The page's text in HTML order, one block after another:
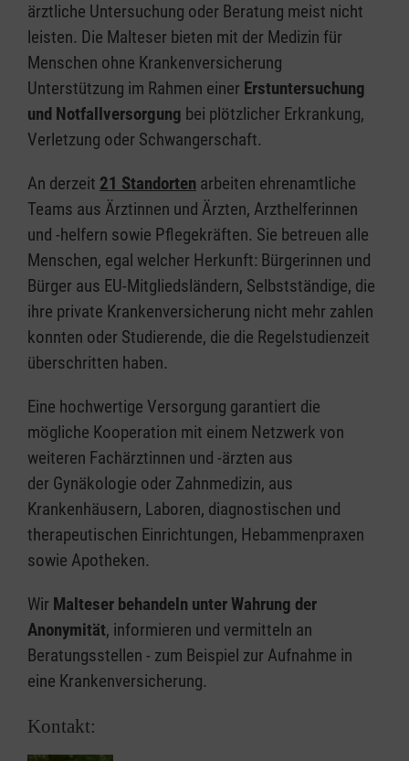
ärztliche Untersuchung oder Beratung meist nicht
leisten. Die Malteser bieten mit der Medizin für
Menschen ohne Krankenversicherung
Unterstützung im Rahmen einer Erstuntersuchung
und Notfallversorgung bei plötzlicher Erkrankung,
Verletzung oder Schwangerschaft.
An derzeit 21 Standorten arbeiten ehrenamtliche
Teams aus Ärztinnen und Ärzten, Arzthelferinnen
und -helfern sowie Pflegekräften. Sie betreuen alle
Menschen, egal welcher Herkunft: Bürgerinnen und
Bürger aus EU-Mitgliedsländern, Selbstständige, die
ihre private Krankenversicherung nicht mehr zahlen
konnten oder Studierende, die die Regelstudienzeit
überschritten haben.
Eine hochwertige Versorgung garantiert die
mögliche Kooperation mit einem Netzwerk von
weiteren Fachärztinnen und -ärzten aus
der Gynäkologie oder Zahnmedizin, aus
Krankenhäusern, Laboren, diagnostischen und
therapeutischen Einrichtungen, Hebammenpraxen
sowie Apotheken.
Wir Malteser behandeln unter Wahrung der
Anonymität, informieren und vermitteln an
Beratungsstellen - zum Beispiel zur Aufnahme in
eine Krankenversicherung.
Kontakt: